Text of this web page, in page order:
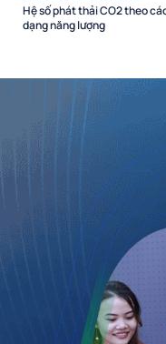
Hệ số phát thải CO2 theo
dạng năng lượng